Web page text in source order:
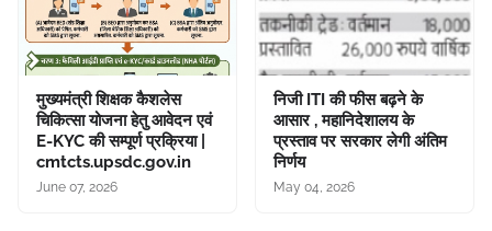
मुख्यमंत्री शिक्षक कैशलेस
चिकित्सा योजना हेतु आवेदन एवं
E-KYC की सम्पूर्ण प्रक्रिया |
cmtcts.upsdc.gov.in
June 07, 2026
निजी ITI की फीस बढ़ने के
आसार , महानिदेशालय के
प्रस्ताव पर सरकार लेगी अंतिम
निर्णय
May 04, 2026